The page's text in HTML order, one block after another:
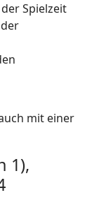
Spielzeit
mit einer
1),